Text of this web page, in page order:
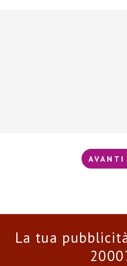
AVANTI
La tua